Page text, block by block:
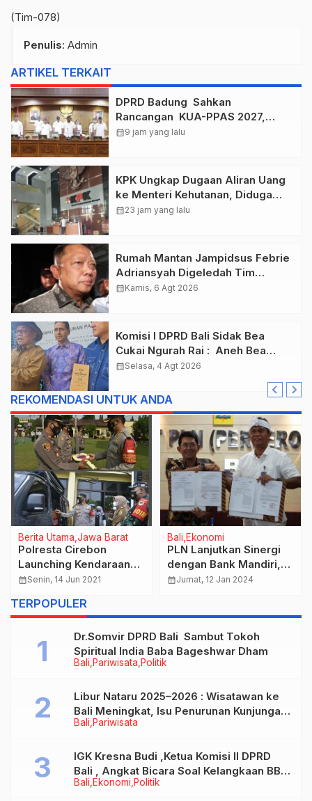
(Tim-078)
Penulis: Admin
ARTIKEL TERKAIT
DPRD Badung Sahkan
Rancangan KUA-PPAS 2027,
Anggaran Tembus Lebih Dari
calendar_month9 jam yang lalu
KPK Ungkap Dugaan Aliran Uang
ke Menteri Kehutanan, Diduga
Terkait Pelepasan Kawasan Hutan
calendar_month23 jam yang lalu
Rumah Mantan Jampidsus Febrie
Adriansyah Digeledah Tim
Penyidik Kejaksaan Agung,
calendar_monthKamis, 6 Agt 2026
Komisi I DPRD Bali Sidak Bea
Cukai Ngurah Rai : Aneh Bea
Cukai Tolak berikan List Data
calendar_monthSelasa, 4 Agt 2026
REKOMENDASI UNTUK ANDA
Berita Utama Jawa Barat
Polresta Cirebon
Launching Kendaraan
Operasional Khusus
Terpadu Berbasis IT
calendar_monthSenin, 14 Jun 2021
Bali Ekonomi
PLN Lanjutkan Sinergi
dengan Bank Mandiri,
Wujudkan Peningkatan
calendar_monthJumat, 12 Jan 2024
TERPOPULER
Bali Pariwisata Politik
Dr.Somvir DPRD Bali Sambut Tokoh
Spiritual India Baba Bageshwar Dham
Bali Pariwisata
Libur Nataru 2025–2026 : Wisatawan ke
Bali Meningkat, Isu Penurunan Kunjungan
Tidak Benar
Bali Ekonomi Politik
IGK Kresna Budi ,Ketua Komisi II DPRD
Bali , Angkat Bicara Soal Kelangkaan BBM
Bersubsidi Jenis Solar